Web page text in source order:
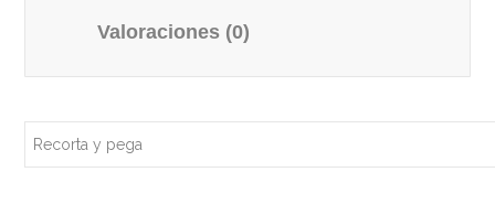
Valoraciones (0)
Recorta y pega